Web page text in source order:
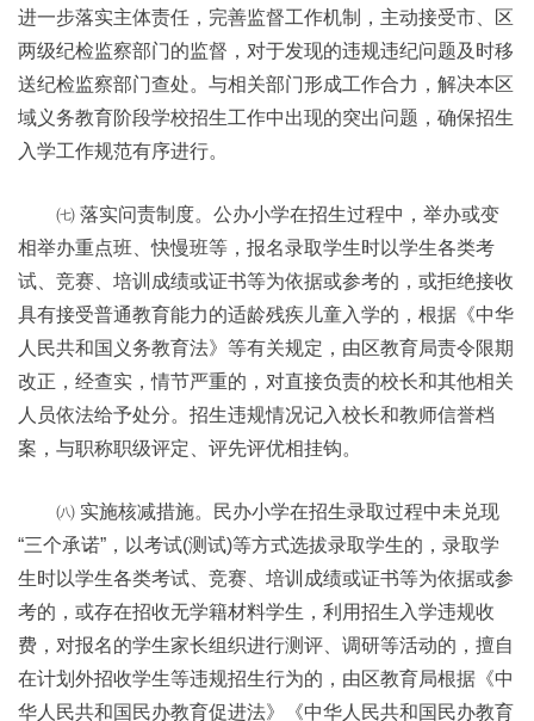
进一步落实主体责任，完善监督工作机制，主动接受市、区
两级纪检监察部门的监督，对于发现的违规违纪问题及时移
送纪检监察部门查处。与相关部门形成工作合力，解决本区
域义务教育阶段学校招生工作中出现的突出问题，确保招生
入学工作规范有序进行。
㈦ 落实问责制度。公办小学在招生过程中，举办或变
相举办重点班、快慢班等，报名录取学生时以学生各类考
试、竞赛、培训成绩或证书等为依据或参考的，或拒绝接收
具有接受普通教育能力的适龄残疾儿童入学的，根据《中华
人民共和国义务教育法》等有关规定，由区教育局责令限期
改正，经查实，情节严重的，对直接负责的校长和其他相关
人员依法给予处分。招生违规情况记入校长和教师信誉档
案，与职称职级评定、评先评优相挂钩。
㈧ 实施核减措施。民办小学在招生录取过程中未兑现
“三个承诺”，以考试(测试)等方式选拔录取学生的，录取学
生时以学生各类考试、竞赛、培训成绩或证书等为依据或参
考的，或存在招收无学籍材料学生，利用招生入学违规收
费，对报名的学生家长组织进行测评、调研等活动的，擅自
在计划外招收学生等违规招生行为的，由区教育局根据《中
华人民共和国民办教育促进法》《中华人民共和国民办教育